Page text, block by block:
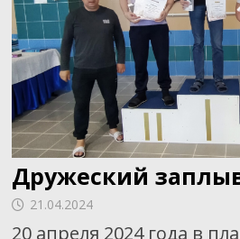
Дружеский
21.04.2024
20 апреля 2024 года в